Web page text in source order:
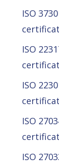
ISO
ISO
ISO
ISO
ISO